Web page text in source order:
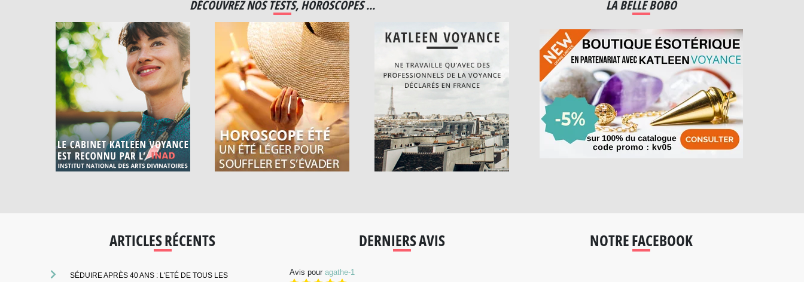
DÉCOUVREZ NOS TESTS, HOROSCOPES ... LA BELLE BOBO
ARTICLES RÉCENTS
SÉDUIRE APRÈS 40 ANS : L'ETÉ DE TOUS LES
DERNIERS AVIS
Avis pour agathe-1
NOTRE FACEBOOK